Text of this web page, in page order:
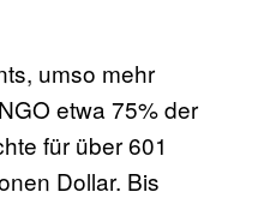
umso mehr
etwa 75% der
für über 601
Dollar. Bis